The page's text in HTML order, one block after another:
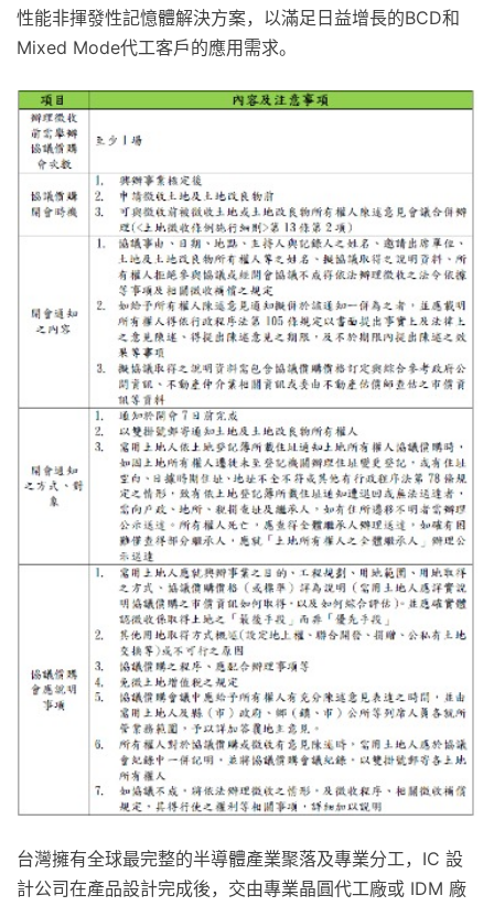
性能非揮發性記憶體解決方案，以滿足日益增長的BCD和
Mixed Mode代工客戶的應用需求。
台灣擁有全球最完整的半導體產業聚落及專業分工，IC 設
計公司在產品設計完成後，交由專業晶圓代工廠或 IDM 廠